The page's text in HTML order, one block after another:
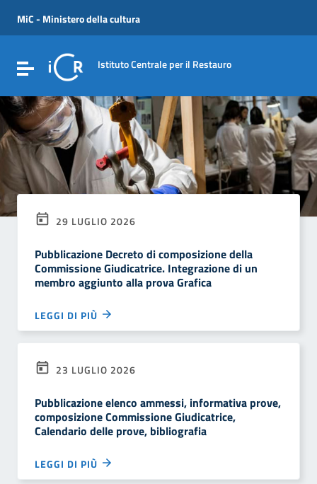
Vai al menu di navigazione
Vai al footer
MiC - Ministero della cultura
Attiva / disattiva la navigazione
Istituto Centrale per il Restauro
29 LUGLIO 2026
Pubblicazione Decreto di composizione della
Commissione Giudicatrice. Integrazione di un
membro aggiunto alla prova Grafica
LEGGI DI PIÙ
23 LUGLIO 2026
Pubblicazione elenco ammessi, informativa prove,
composizione Commissione Giudicatrice,
Calendario delle prove, bibliografia
LEGGI DI PIÙ